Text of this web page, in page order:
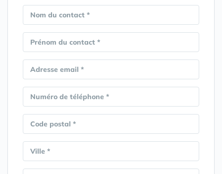
Nom du contact *
Prénom du contact *
Adresse email *
Numéro de téléphone *
Code postal *
Ville *